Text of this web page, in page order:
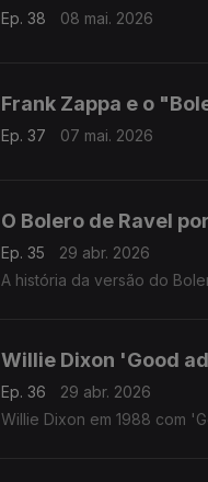
Ep. 38 08 mai. 2026
Frank Zappa e o
Ep. 37 07 mai. 2026
O Bolero de Ravel
Ep. 35
29 abr. 2026
A história da versão do
Willie Dixon 'Good
Ep. 36
29 abr. 2026
Willie Dixon em 1988 com